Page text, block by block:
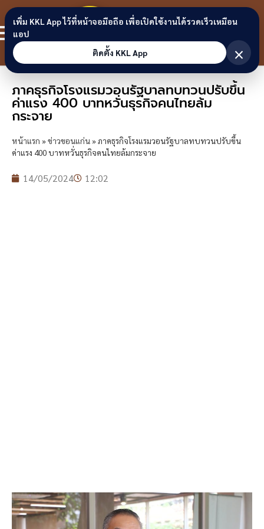
Skip to content
ขอนแก่น
ลิงก์
ภาคธุรกิจโรงแรมวอนรัฐบาลทบทวนปรับขึ้น
ค่าแรง 400 บาทหวั่นธุรกิจคนไทยล้ม
กระจาย
หน้าแรก »ข่าวขอนแก่น»ภาคธุรกิจโรงแรมวอนรัฐบาลทบทวนปรับขึ้น
ค่าแรง 400 บาทหวั่นธุรกิจคนไทยล้มกระจาย
14/05/2024 12:02
เพิ่ม KKL App ไว้ที่หน้าจอมือถือ เพื่อเปิดใช้งานได้รวดเร็วเหมือน
แอป
ติดตั้ง KKL App
×